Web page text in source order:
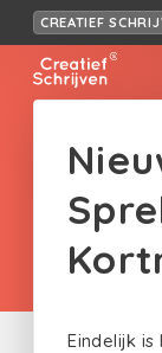
CREATIEF
Eindelijk